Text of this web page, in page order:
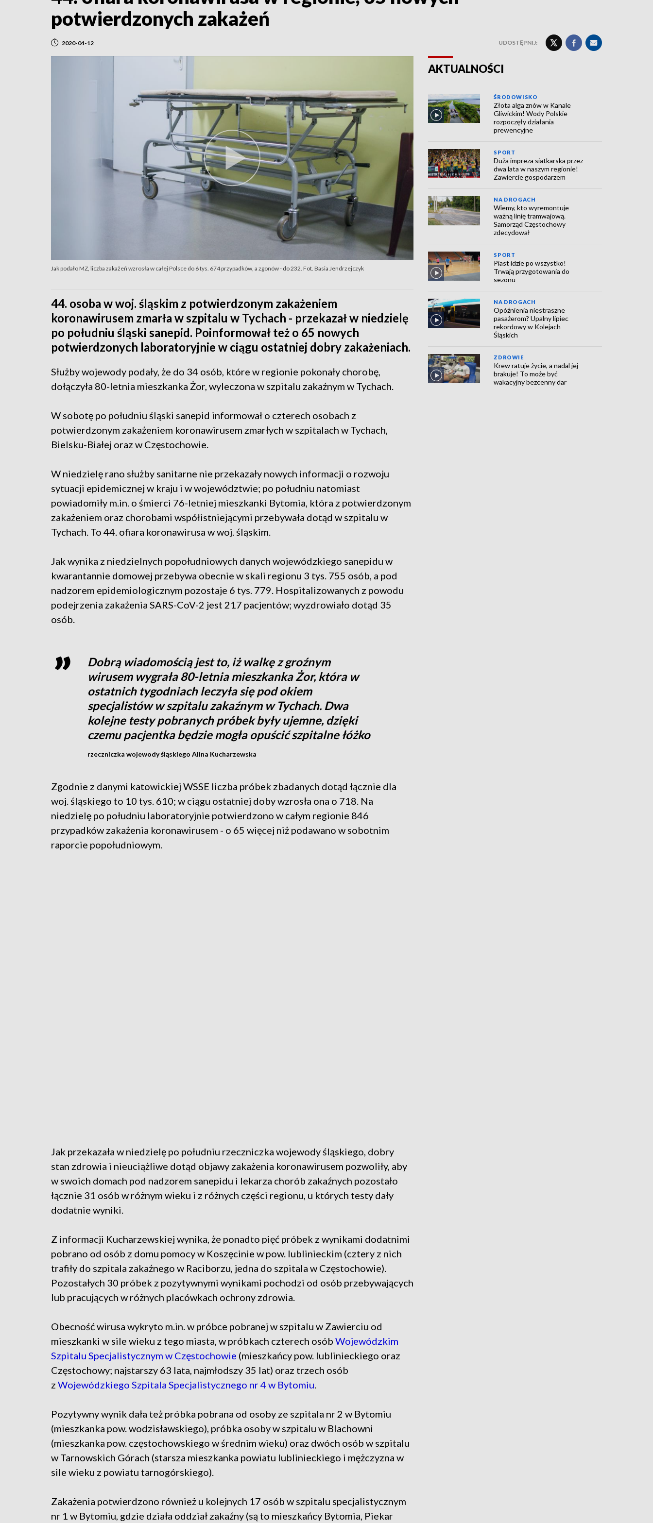
potwierdzonych zakażeń
2020-04-12 UDOSTĘPNIJ:
Jak podało MZ, liczba zakażeń wzrosła w całej Polsce do 6 tys. 674 przypadków, a zgonów - do 232. Fot. Basia Jendrzejczyk
44. osoba w woj. śląskim z potwierdzonym zakażeniem
koronawirusem zmarła w szpitalu w Tychach - przekazał w niedzielę
po południu śląski sanepid. Poinformował też o 65 nowych
potwierdzonych laboratoryjnie w ciągu ostatniej dobry zakażeniach.
Służby wojewody podały, że do 34 osób, które w regionie pokonały chorobę,
dołączyła 80-letnia mieszkanka Żor, wyleczona w szpitalu zakaźnym w Tychach.
W sobotę po południu śląski sanepid informował o czterech osobach z
potwierdzonym zakażeniem koronawirusem zmarłych w szpitalach w Tychach,
Bielsku-Białej oraz w Częstochowie.
W niedzielę rano służby sanitarne nie przekazały nowych informacji o rozwoju
sytuacji epidemicznej w kraju i w województwie; po południu natomiast
powiadomiły m.in. o śmierci 76-letniej mieszkanki Bytomia, która z potwierdzonym
zakażeniem oraz chorobami współistniejącymi przebywała dotąd w szpitalu w
Tychach. To 44. ofiara koronawirusa w woj. śląskim.
Jak wynika z niedzielnych popołudniowych danych wojewódzkiego sanepidu w
kwarantannie domowej przebywa obecnie w skali regionu 3 tys. 755 osób, a pod
nadzorem epidemiologicznym pozostaje 6 tys. 779. Hospitalizowanych z powodu
podejrzenia zakażenia SARS-CoV-2 jest 217 pacjentów; wyzdrowiało dotąd 35
osób.
Dobrą wiadomością jest to, iż walkę z groźnym
wirusem wygrała 80-letnia mieszkanka Żor, która w
ostatnich tygodniach leczyła się pod okiem
specjalistów w szpitalu zakaźnym w Tychach. Dwa
kolejne testy pobranych próbek były ujemne, dzięki
czemu pacjentka będzie mogła opuścić szpitalne łóżko
rzeczniczka wojewody śląskiego Alina Kucharzewska
Zgodnie z danymi katowickiej WSSE liczba próbek zbadanych dotąd łącznie dla
woj. śląskiego to 10 tys. 610; w ciągu ostatniej doby wzrosła ona o 718. Na
niedzielę po południu laboratoryjnie potwierdzono w całym regionie 846
przypadków zakażenia koronawirusem - o 65 więcej niż podawano w sobotnim
raporcie popołudniowym.
Jak przekazała w niedzielę po południu rzeczniczka wojewody śląskiego, dobry
stan zdrowia i nieuciążliwe dotąd objawy zakażenia koronawirusem pozwoliły, aby
w swoich domach pod nadzorem sanepidu i lekarza chorób zakaźnych pozostało
łącznie 31 osób w różnym wieku i z różnych części regionu, u których testy dały
dodatnie wyniki.
Z informacji Kucharzewskiej wynika, że ponadto pięć próbek z wynikami dodatnimi
pobrano od osób z domu pomocy w Koszęcinie w pow. lublinieckim (cztery z nich
trafiły do szpitala zakaźnego w Raciborzu, jedna do szpitala w Częstochowie).
Pozostałych 30 próbek z pozytywnymi wynikami pochodzi od osób przebywających
lub pracujących w różnych placówkach ochrony zdrowia.
Obecność wirusa wykryto m.in. w próbce pobranej w szpitalu w Zawierciu od
mieszkanki w sile wieku z tego miasta, w próbkach czterech osób Wojewódzkim
Szpitalu Specjalistycznym w Częstochowie (mieszkańcy pow. lublinieckiego oraz
Częstochowy; najstarszy 63 lata, najmłodszy 35 lat) oraz trzech osób
z Wojewódzkiego Szpitala Specjalistycznego nr 4 w Bytomiu
Pozytywny wynik dała też próbka pobrana od osoby ze szpitala nr 2 w Bytomiu
(mieszkanka pow. wodzisławskiego), próbka osoby w szpitalu w Blachowni
(mieszkanka pow. częstochowskiego w średnim wieku) oraz dwóch osób w szpitalu
w Tarnowskich Górach (starsza mieszkanka powiatu lublinieckiego i mężczyzna w
sile wieku z powiatu tarnogórskiego).
Zakażenia potwierdzono również u kolejnych 17 osób w szpitalu specjalistycznym
nr 1 w Bytomiu, gdzie działa oddział zakaźny (są to mieszkańcy Bytomia, Piekar
AKTUALNOŚCI
ŚRODOWISKO
Złota alga znów w Kanale
Gliwickim! Wody Polskie
rozpoczęły działania
prewencyjne
SPORT
Duża impreza siatkarska przez
dwa lata w naszym regionie!
Zawiercie gospodarzem
NA DROGACH
Wiemy, kto wyremontuje
ważną linię tramwajową.
Samorząd Częstochowy
zdecydował
SPORT
Piast idzie po wszystko!
Trwają przygotowania do
sezonu
NA DROGACH
Opóźnienia niestraszne
pasażerom? Upalny lipiec
rekordowy w Kolejach
Śląskich
ZDROWIE
Krew ratuje życie, a nadal jej
brakuje! To może być
wakacyjny bezcenny dar